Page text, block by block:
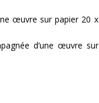
œuvre sur papier 20 x
d’une œuvre sur